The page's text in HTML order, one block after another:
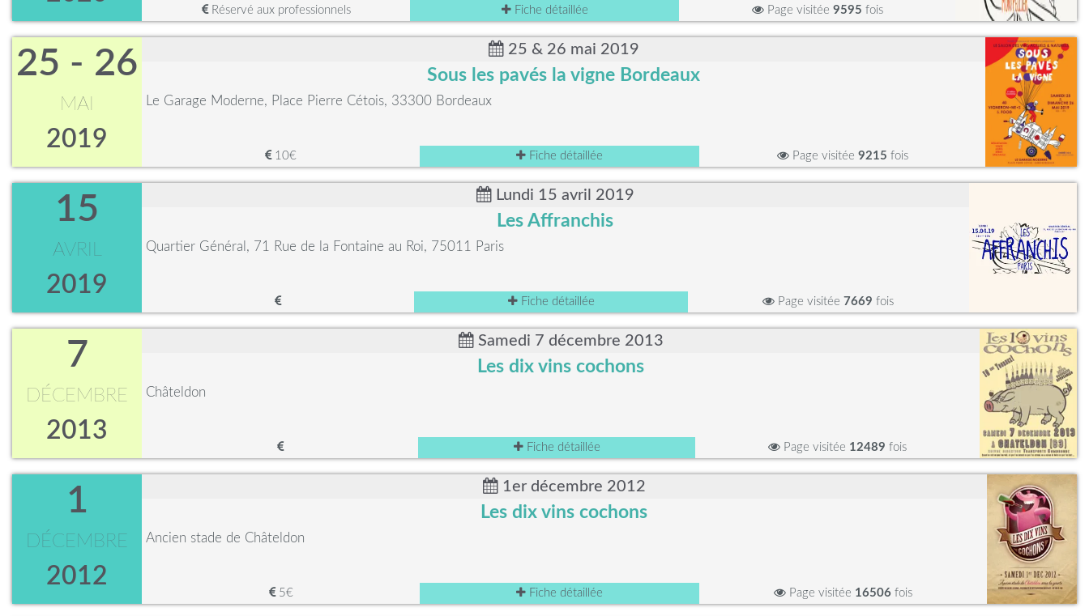
Réservé aux professionnels Fiche détaillée Page visitée 9595 fois
25 - 26
MAI
2019
25 & 26 mai 2019
Sous les pavés la vigne Bordeaux
Le Garage Moderne, Place Pierre Cétois, 33300 Bordeaux
10€ Fiche détaillée Page visitée 9215 fois
15
AVRIL
2019
Lundi 15 avril 2019
Les Affranchis
Quartier Général, 71 Rue de la Fontaine au Roi, 75011 Paris
Fiche détaillée Page visitée 7669 fois
7
DÉCEMBRE
2013
Samedi 7 décembre 2013
Les dix vins cochons
Châteldon
Fiche détaillée Page visitée 12489 fois
1
DÉCEMBRE
2012
1er décembre 2012
Les dix vins cochons
Ancien stade de Châteldon
5€ Fiche détaillée Page visitée 16506fois